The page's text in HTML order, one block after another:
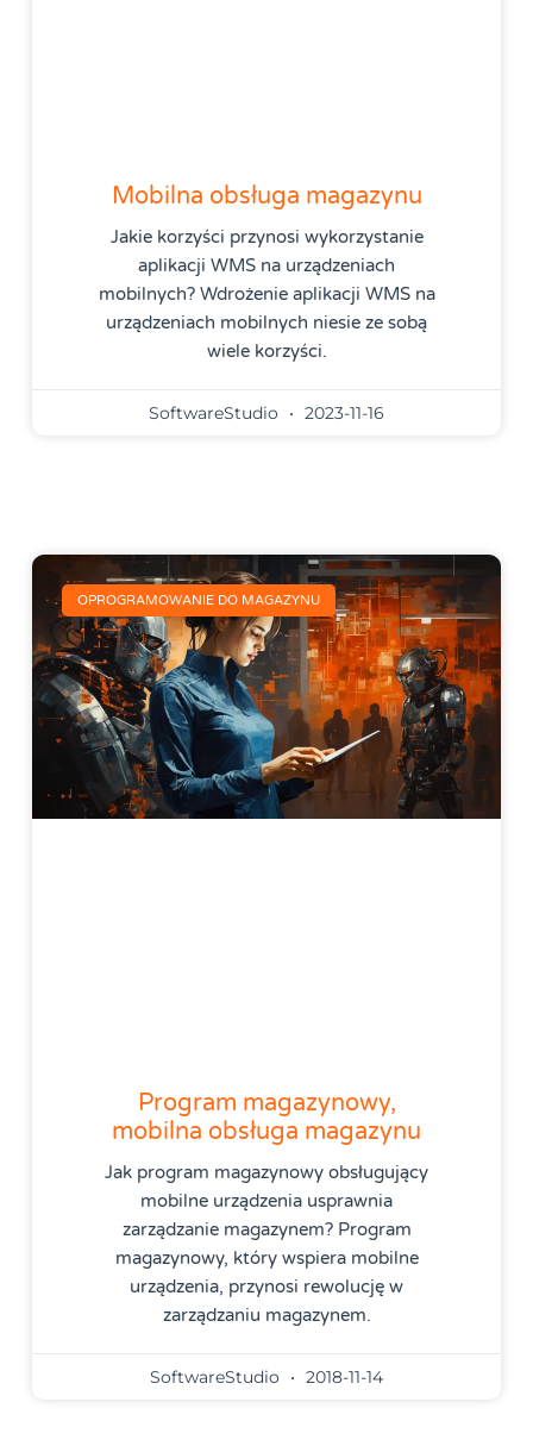
Mobilna obsługa magazynu
Jakie korzyści przynosi wykorzystanie
aplikacji WMS na urządzeniach
mobilnych? Wdrożenie aplikacji WMS na
urządzeniach mobilnych niesie ze sobą
wiele korzyści.
SoftwareStudio 2023-11-16
OPROGRAMOWANIE DO MAGAZYNU
Program magazynowy,
mobilna obsługa magazynu
Jak program magazynowy obsługujący
mobilne urządzenia usprawnia
zarządzanie magazynem? Program
magazynowy, który wspiera mobilne
urządzenia, przynosi rewolucję w
zarządzaniu magazynem.
SoftwareStudio 2018-11-14